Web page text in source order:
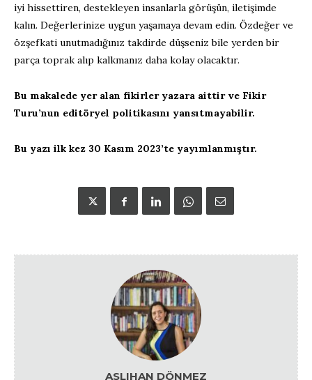
iyi hissettiren, destekleyen insanlarla görüşün, iletişimde
kalın. Değerlerinize uygun yaşamaya devam edin. Özdeğer ve
özşefkati unutmadığınız takdirde düşseniz bile yerden bir
parça toprak alıp kalkmanız daha kolay olacaktır.
Bu makalede yer alan fikirler yazara aittir ve Fikir
Turu’nun editöryel politikasını yansıtmayabilir.
Bu yazı ilk kez 30 Kasım 2023’te yayımlanmıştır.
ASLIHAN DÖNMEZ